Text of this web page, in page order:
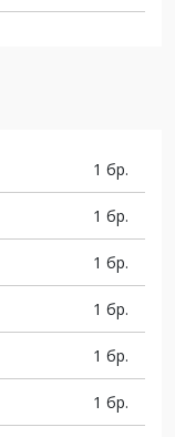
1 бр.
1 бр.
1 бр.
1 бр.
1 бр.
1 бр.